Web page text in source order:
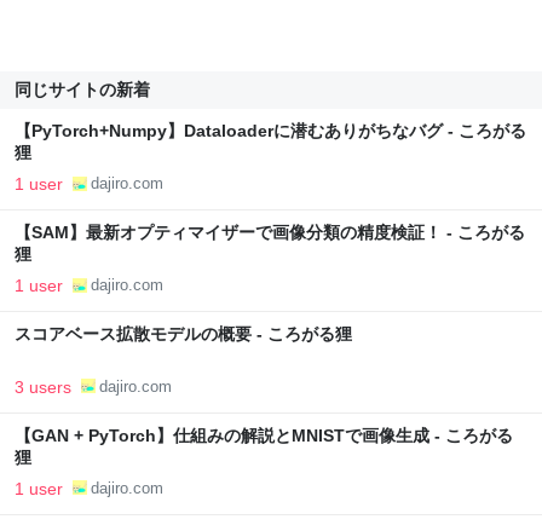
同じサイトの新着
【PyTorch+Numpy】Dataloaderに潜むありがちなバグ - ころがる
狸
1 user dajiro.com
【SAM】最新オプティマイザーで画像分類の精度検証！ - ころがる
狸
1 user dajiro.com
スコアベース拡散モデルの概要 - ころがる狸
3 users dajiro.com
【GAN + PyTorch】仕組みの解説とMNISTで画像生成 - ころがる
狸
1 user dajiro.com